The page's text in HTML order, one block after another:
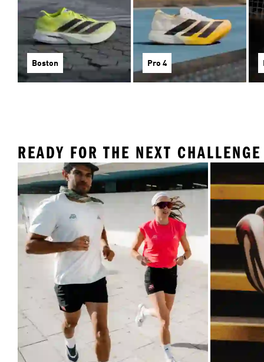
Boston Pro 4
READY FOR THE NEXT CHALLENGE